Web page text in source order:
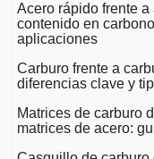
Acero rápido frente
contenido en
aplicaciones
Carburo frente a
diferencias clave y
Matrices de carburo
matrices de acero: